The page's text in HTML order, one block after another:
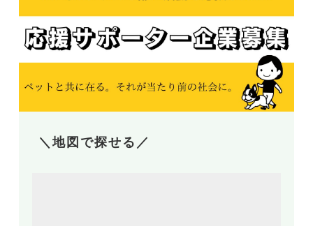
＼地図で探せる／